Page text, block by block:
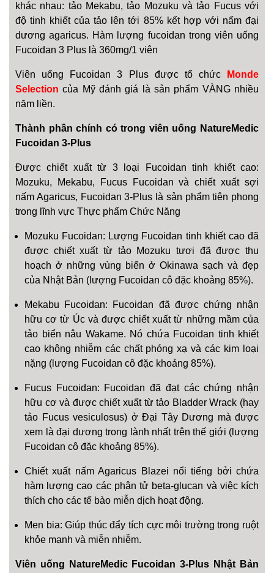
khác nhau: tảo Mekabu, tảo Mozuku và tảo Fucus với
độ tinh khiết của tảo lên tới 85% kết hợp với nấm đại
dương agaricus. Hàm lượng fucoidan trong viên uống
Fucoidan 3 Plus là 360mg/1 viên
Viên uống Fucoidan 3 Plus được tổ chức
Monde
Selection của Mỹ đánh giá là sản phẩm VÀNG nhiều
năm liền.
Thành phần chính có trong viên uống NatureMedic
Fucoidan 3-Plus
Được chiết xuất từ 3 loại Fucoidan tinh khiết cao:
Mozuku, Mekabu, Fucus Fucoidan và chiết xuất sợi
nấm Agaricus, Fucoidan 3-Plus là sản phẩm tiên phong
trong lĩnh vực Thực phẩm Chức Năng
Mozuku Fucoidan: Lượng Fucoidan tinh khiết cao đã
được chiết xuất từ tảo Mozuku tươi đã được thu
hoạch ở những vùng biển ở Okinawa sạch và đẹp
của Nhật Bản (lượng Fucoidan cô đặc khoảng 85%).
Mekabu Fucoidan: Fucoidan đã được chứng nhận
hữu cơ từ Úc và được chiết xuất từ những mầm của
tảo biển nâu Wakame. Nó chứa Fucoidan tinh khiết
cao không nhiễm các chất phóng xạ và các kim loại
nặng (lượng Fucoidan cô đặc khoảng 85%).
Fucus Fucoidan: Fucoidan đã đạt các chứng nhận
hữu cơ và được chiết xuất từ tảo Bladder Wrack (hay
tảo Fucus vesiculosus) ở Đại Tây Dương mà được
xem là đại dương trong lành nhất trên thế giới (lượng
Fucoidan cô đặc khoảng 85%).
Chiết xuất nấm Agaricus Blazei nổi tiếng bởi chứa
hàm lượng cao các phân tử beta-glucan và việc kích
thích cho các tế bào miễn dịch hoạt động.
Men bia: Giúp thúc đẩy tích cực môi trường trong ruột
khỏe mạnh và miễn nhiễm.
Viên uống NatureMedic Fucoidan 3-Plus Nhật Bản